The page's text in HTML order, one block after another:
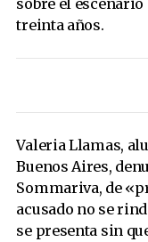
sobre el escenario
treinta años.
Valeria Llamas,
Buenos Aires,
Sommariva, de
acusado no se
se presenta sin